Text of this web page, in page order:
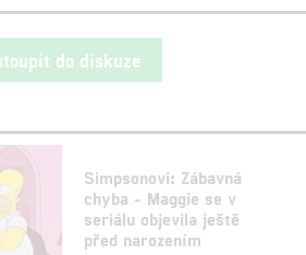
do diskuze
Simpsonovi: Zábavná
chyba - Maggie se v
seriálu objevila ještě
před narozením